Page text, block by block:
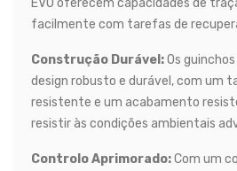
facilmente com tarefas de
Construção Durável:Os
design robusto e durável, com um
resistente e um acabamento
resistir às condições ambientais
Controlo Aprimorado:Com um